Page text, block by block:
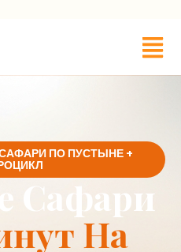
ПО ПУСТЫНЕ +
Сафари
На